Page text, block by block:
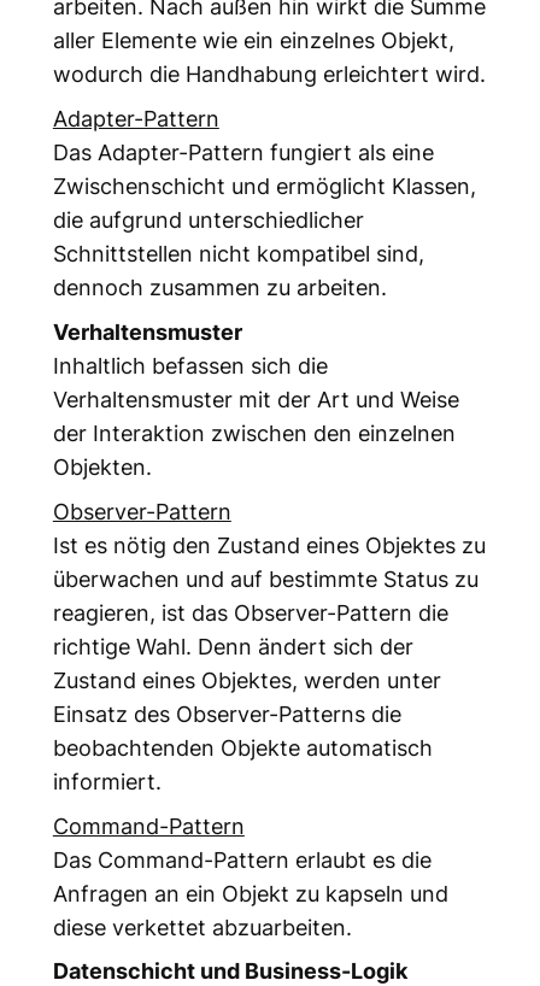
arbeiten. Nach außen hin wirkt die Summe
aller Elemente wie ein einzelnes Objekt,
wodurch die Handhabung erleichtert wird.
Adapter-Pattern
Das Adapter-Pattern fungiert als eine
Zwischenschicht und ermöglicht Klassen,
die aufgrund unterschiedlicher
Schnittstellen nicht kompatibel sind,
dennoch zusammen zu arbeiten.
Verhaltensmuster
Inhaltlich befassen sich die
Verhaltensmuster mit der Art und Weise
der Interaktion zwischen den einzelnen
Objekten.
Observer-Pattern
Ist es nötig den Zustand eines Objektes zu
überwachen und auf bestimmte Status zu
reagieren, ist das Observer-Pattern die
richtige Wahl. Denn ändert sich der
Zustand eines Objektes, werden unter
Einsatz des Observer-Patterns die
beobachtenden Objekte automatisch
informiert.
Command-Pattern
Das Command-Pattern erlaubt es die
Anfragen an ein Objekt zu kapseln und
diese verkettet abzuarbeiten.
Datenschicht und Business-Logik